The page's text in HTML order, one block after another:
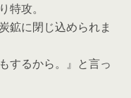
特攻。
鉱に閉じ込められま
するから。』と言っ